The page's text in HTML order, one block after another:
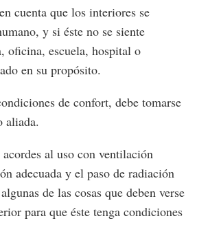
cuenta que los interiores se
y si éste no se siente
oficina, escuela, hospital o
en su propósito.
de confort, debe tomarse
aliada.
al uso con ventilación
adecuada y el paso de radiación
de las cosas que deben verse
para que éste tenga condiciones